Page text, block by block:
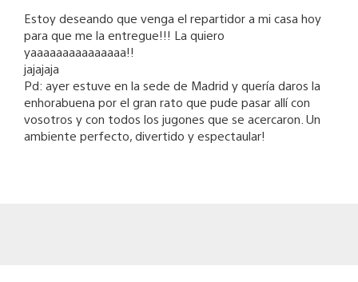
Estoy deseando que venga el repartidor a mi casa hoy
para que me la entregue!!! La quiero
yaaaaaaaaaaaaaaa!!
jajajaja
Pd: ayer estuve en la sede de Madrid y quería daros la
enhorabuena por el gran rato que pude pasar allí con
vosotros y con todos los jugones que se acercaron. Un
ambiente perfecto, divertido y espectaular!